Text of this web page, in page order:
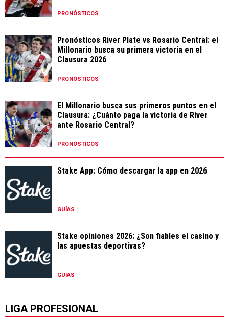
PRONÓSTICOS
Pronósticos River Plate vs Rosario Central: el
Millonario busca su primera victoria en el
Clausura 2026
PRONÓSTICOS
El Millonario busca sus primeros puntos en el
Clausura: ¿Cuánto paga la victoria de River
ante Rosario Central?
PRONÓSTICOS
Stake App: Cómo descargar la app en 2026
GUÍAS
Stake opiniones 2026: ¿Son fiables el casino y
las apuestas deportivas?
GUÍAS
LIGA PROFESIONAL